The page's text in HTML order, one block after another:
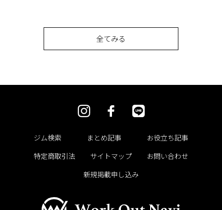
全てみる
ジム検索 まとめ記事
お役立ち記事
特定商取引法
サイトマップ
お問い合わせ
新規掲載申し込み